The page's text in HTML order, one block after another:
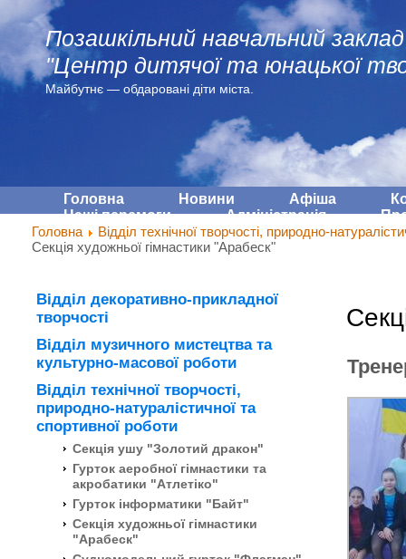
Позашкільний навчальний заклад
"Центр дитячої та юнацької
Майбутнє — обдарованi діти міста.
Головна Новини Афіша
Наші перемоги
Адмiнiстрацiя
Головна
Відділ технічної творчості, природно-
Секція художньої гімнастики "Арабеск"
Відділ декоративно-прикладної
творчості
Відділ музичного мистецтва та
культурно-масової роботи
Відділ технічної творчості,
природно-натуралістичної та
спортивної роботи
Секція ушу "Золотий дракон"
Гурток аеробної гімнастики та
акробатики "Атлетіко"
Гурток інформатики "Байт"
Секція художньої гімнастики
"Арабеск"